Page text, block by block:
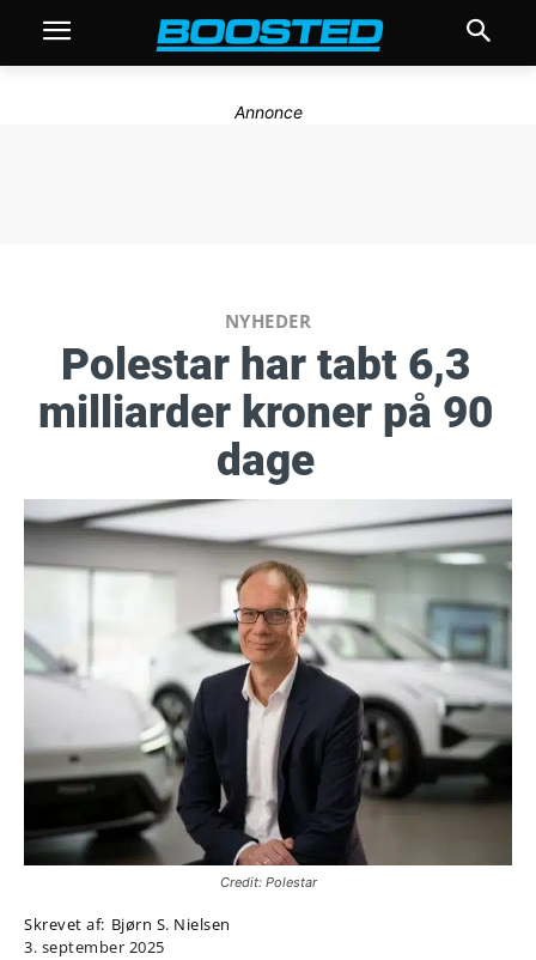
Annonce
NYHEDER
Polestar har tabt 6,3
milliarder kroner på 90
dage
Credit: Polestar
Skrevet af: Bjørn S. Nielsen
3. september 2025